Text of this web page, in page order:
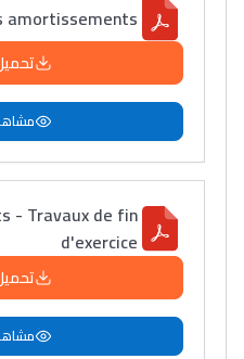
amortissements
- Travaux de fin
d'exercice